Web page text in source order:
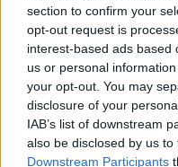
section to confirm your
opt-out request is
interest-based ads based
us or personal
your opt-out. You may
disclosure of your
IAB’s list of downstream
also be disclosed by us
Downstream Participants